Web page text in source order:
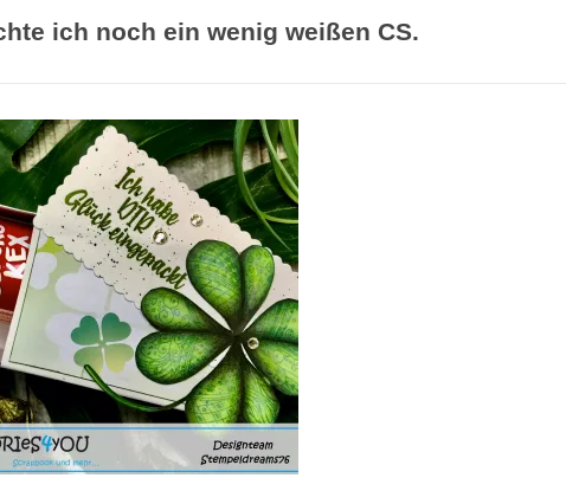
ich noch ein wenig weißen CS.